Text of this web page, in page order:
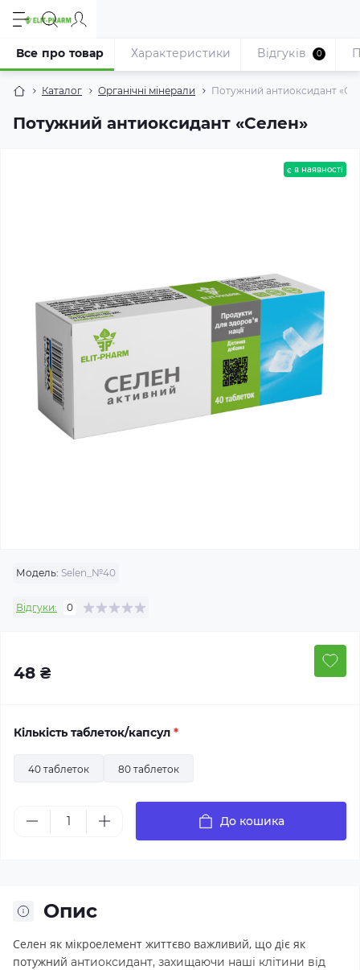
Каталог Органічні мінерали Потужний антиоксидант
Потужний антиоксидант «Селен»
Все про товар Характеристики Відгуків 0
є в наявності
Модель: Selen_№40
Відгуки: 0
48 ₴
Кількість таблеток/капсул *
40 таблеток 80 таблеток
До кошика
Опис
Селен як мікроелемент життєво важливий, що діє як
потужний антиоксидант, захищаючи наші клітини від